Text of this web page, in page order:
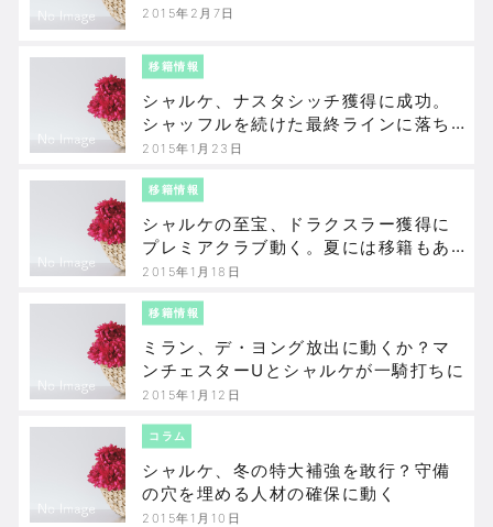
2015年2月7日
移籍情報
シャルケ、ナスタシッチ獲得に成功。
シャッフルを続けた最終ラインに落ち
着きを取り戻せるか？
2015年1月23日
移籍情報
シャルケの至宝、ドラクスラー獲得に
プレミアクラブ動く。夏には移籍もあ
り得るか？
2015年1月18日
移籍情報
ミラン、デ・ヨング放出に動くか？マ
ンチェスターUとシャルケが一騎打ちに
2015年1月12日
コラム
シャルケ、冬の特大補強を敢行？守備
の穴を埋める人材の確保に動く
2015年1月10日